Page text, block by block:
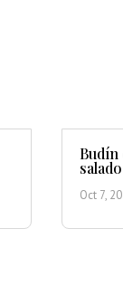
Budín
Oct 7,